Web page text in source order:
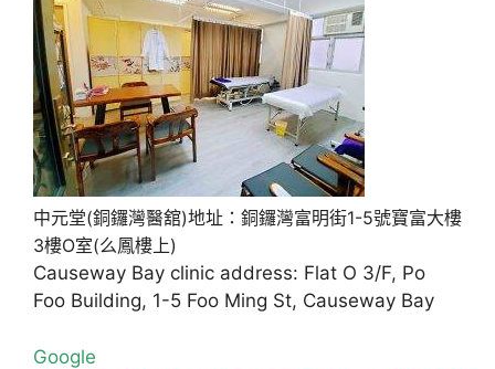
中元堂(銅鑼灣醫舘)地址：銅鑼灣富明街1-5號寶富大樓
3樓O室(么鳳樓上)
Causeway Bay clinic address: Flat O 3/F, Po
Foo Building, 1-5 Foo Ming St, Causeway Bay
Google